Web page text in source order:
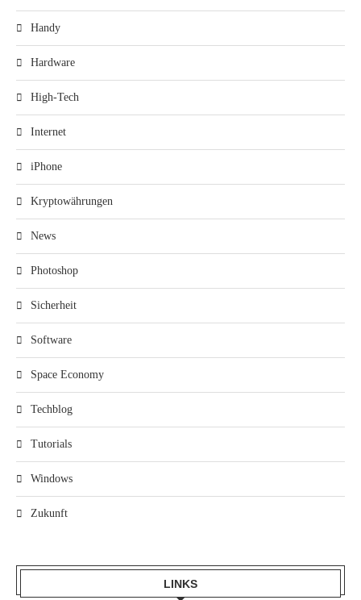
Handy
Hardware
High-Tech
Internet
iPhone
Kryptowährungen
News
Photoshop
Sicherheit
Software
Space Economy
Techblog
Tutorials
Windows
Zukunft
LINKS